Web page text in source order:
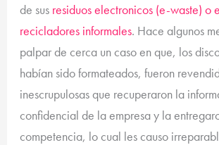
de sus residuos electronicos (e-waste) o
recicladores informales. Hace algunos
palpar de cerca un caso en que, los
habían sido formateados, fueron
inescrupulosas que recuperaron la
confidencial de la empresa y la
competencia, lo cual les causo